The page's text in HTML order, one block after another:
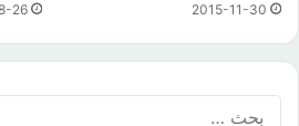
2015-11-30
26